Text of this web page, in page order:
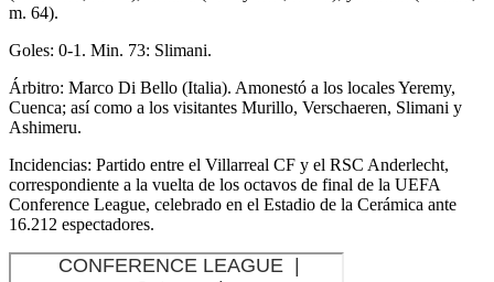
m. 64).
Goles: 0-1. Min. 73: Slimani.
Árbitro: Marco Di Bello (Italia). Amonestó a los locales Yeremy,
Cuenca; así como a los visitantes Murillo, Verschaeren, Slimani y
Ashimeru.
Incidencias: Partido entre el Villarreal CF y el RSC Anderlecht,
correspondiente a la vuelta de los octavos de final de la UEFA
Conference League, celebrado en el Estadio de la Cerámica ante
16.212 espectadores.